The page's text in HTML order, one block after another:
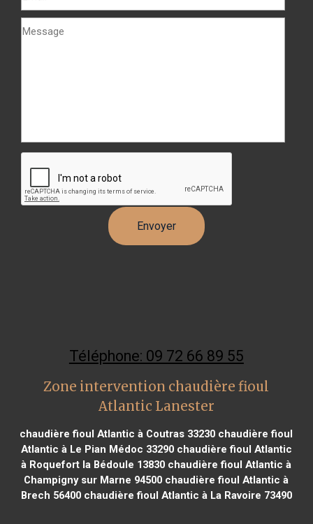
Téléphone: 09 72 66 89 55
Zone intervention chaudière fioul
Atlantic Lanester
chaudière fioul Atlantic à Coutras 33230 chaudière fioul
Atlantic à Le Pian Médoc 33290chaudière fioul Atlantic
à Roquefort la Bédoule 13830 chaudière fioul Atlantic à
Champigny sur Marne 94500 chaudière fioul Atlantic à
Brech 56400chaudière fioul Atlantic à La Ravoire 73490